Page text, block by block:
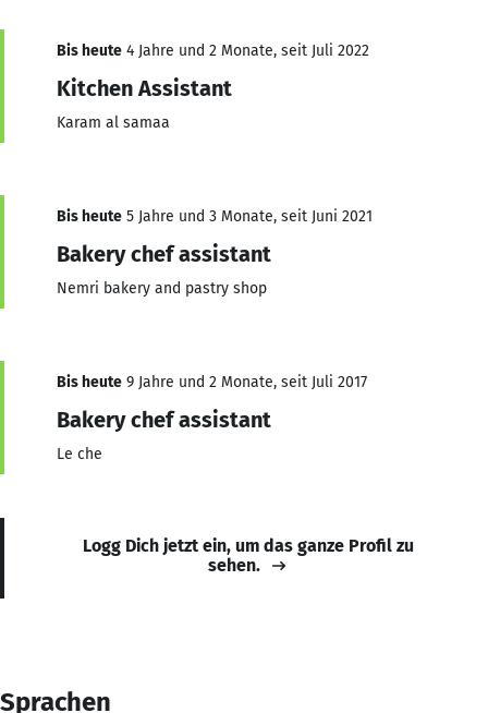
Bis heute 4 Jahre und 2 Monate, seit Juli 2022
Kitchen Assistant
Karam al samaa
Bis heute 5 Jahre und 3 Monate, seit Juni 2021
Bakery chef assistant
Nemri bakery and pastry shop
Bis heute 9 Jahre und 2 Monate, seit Juli 2017
Bakery chef assistant
Le che
Logg Dich jetzt ein, um das ganze Profil zu
sehen.
Sprachen